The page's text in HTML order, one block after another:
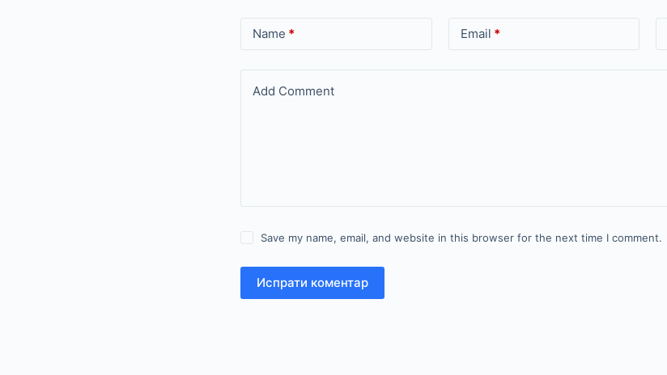
Name * Email *
Add Comment
Save my name, email, and website in this browser for the next time I comment.
Испрати коментар